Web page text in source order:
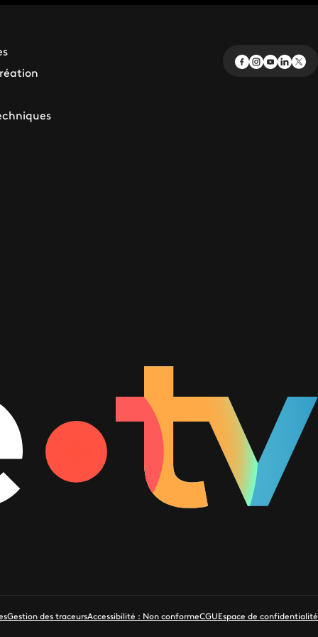
Gestion des traceursAccessibilité : Non conformeCGUEspace de confidentialité